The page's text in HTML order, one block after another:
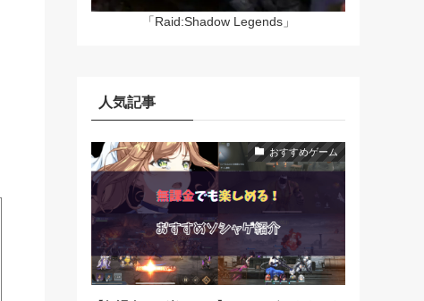
「Raid:Shadow Legends」
人気記事
おすすめゲーム